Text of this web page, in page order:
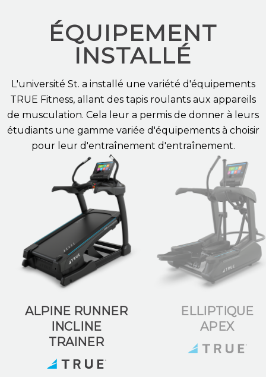
ÉQUIPEMENT
INSTALLÉ
L'université St. a installé une variété d'équipements
TRUE Fitness, allant des tapis roulants aux appareils
de musculation. Cela leur a permis de donner à leurs
étudiantsune gamme variée d'équipements à choisir
pour leur d'entraînement d'entraînement.
ALPINE RUNNER
INCLINE
TRAINER
ELLIPTIQUE
APEX